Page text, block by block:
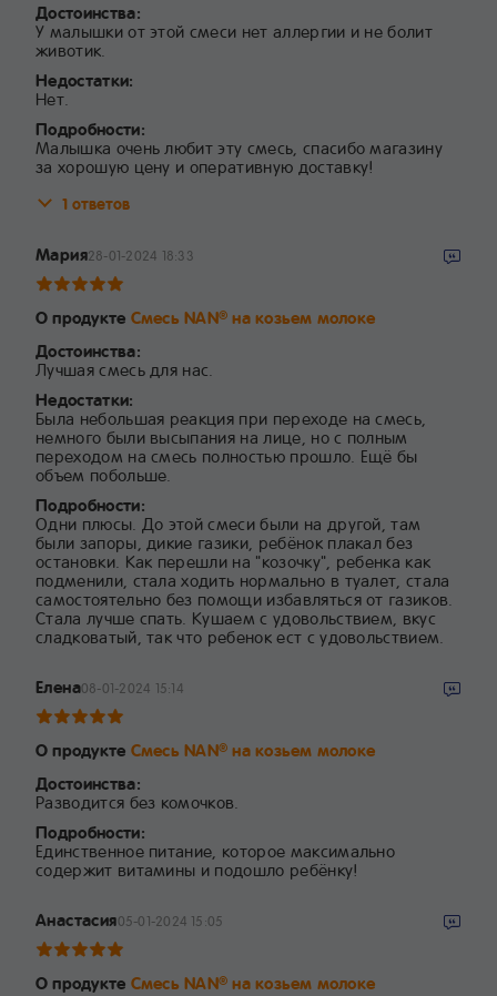
Достоинства:
У малышки от этой смеси нет аллергии и не болит
животик.
Недостатки:
Нет.
Подробности:
Малышка очень любит эту смесь, спасибо магазину
за хорошую цену и оперативную доставку!
1 ответов
Мария28-01-2024 18:33
О продукте Смесь NAN® на козьем молоке
Достоинства:
Лучшая смесь для нас.
Недостатки:
Была небольшая реакция при переходе на смесь,
немного были высыпания на лице, но с полным
переходом на смесь полностью прошло. Ещё бы
объем побольше.
Подробности:
Одни плюсы. До этой смеси были на другой, там
были запоры, дикие газики, ребёнок плакал без
остановки. Как перешли на "козочку", ребенка как
подменили, стала ходить нормально в туалет, стала
самостоятельно без помощи избавляться от газиков.
Стала лучше спать. Кушаем с удовольствием, вкус
сладковатый, так что ребенок ест с удовольствием.
Елена08-01-2024 15:14
О продукте Смесь NAN® на козьем молоке
Достоинства:
Разводится без комочков.
Подробности:
Единственное питание, которое максимально
содержит витамины и подошло ребёнку!
Анастасия05-01-2024 15:05
О продукте Смесь NAN® на козьем молоке